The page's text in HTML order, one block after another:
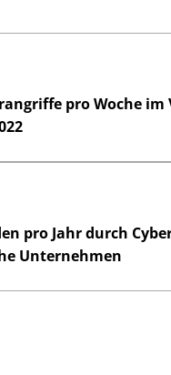
pro Woche im
pro Jahr durch
Unternehmen